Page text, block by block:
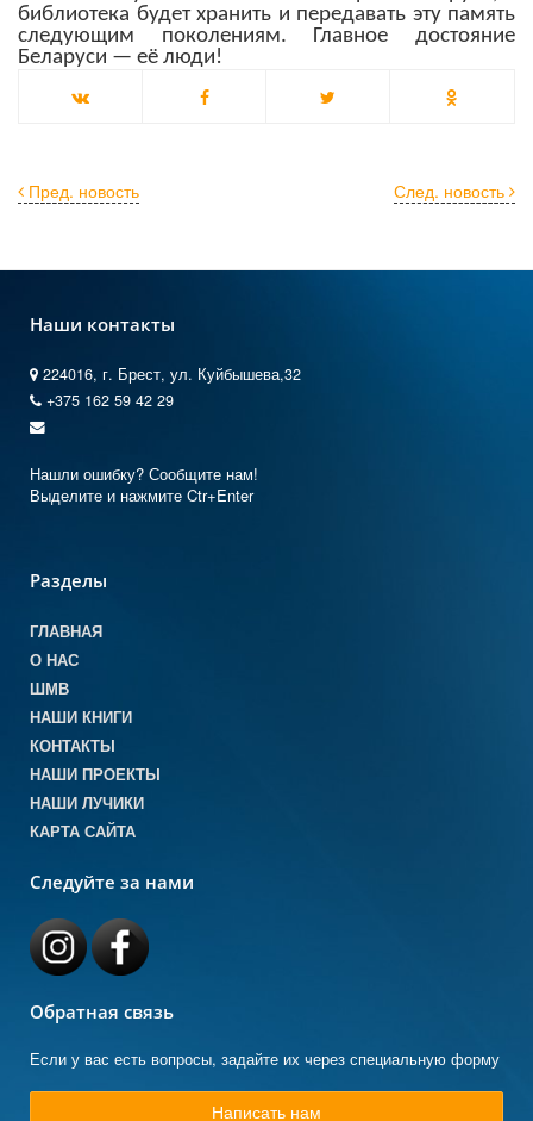
библиотека будет хранить и передавать эту память
следующим поколениям. Главное достояние
Беларуси — её люди!
След. новость
Пред. новость
Наши контакты
224016, г. Брест, ул. Куйбышева,32
+375 162 59 42 29
Нашли ошибку? Сообщите нам!
Выделите и нажмите Ctr+Enter
Разделы
ГЛАВНАЯ
О НАС
ШМВ
НАШИ КНИГИ
КОНТАКТЫ
НАШИ ПРОЕКТЫ
НАШИ ЛУЧИКИ
КАРТА САЙТА
Следуйте за нами
Обратная связь
Если у вас есть вопросы, задайте их через специальную форму
Написать нам